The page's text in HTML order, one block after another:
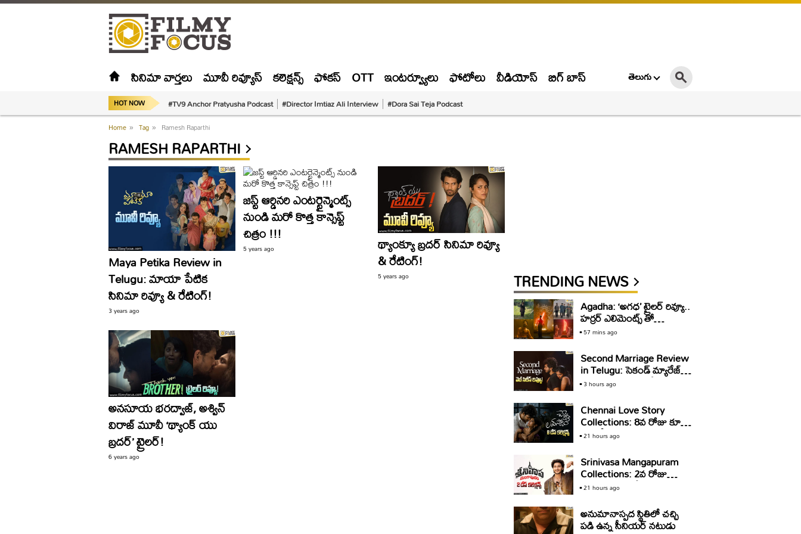
సినిమా వార్తలు మూవీ రివ్యూస్ కలెక్షన్స్ ఫోకస్ OTT ఇంటర్వ్యూలు ఫోటోలు వీడియోస్ బిగ్ బాస్ తెలుగు
HOT NOW #TV9 Anchor Pratyusha Podcast #Director Imtiaz Ali Interview #Dora Sai Teja Podcast
Home » Tag » Ramesh Raparthi
RAMESH RAPARTHI
Maya Petika Review in
Telugu: మాయా పేటిక
సినిమా రివ్యూ & రేటింగ్!
3 years ago
జస్ట్ ఆర్డినరి ఎంటర్టైన్మెంట్స్
నుండి మరో కొత్త కాన్సెప్ట్
చిత్రం !!!
5 years ago థ్యాంక్యూ బ్రదర్ సినిమా రివ్యూ
& రేటింగ్!
5 years ago
అన‌సూయ భ‌ర‌ద్వాజ్‌, అశ్విన్
విరాజ్ మూవీ ‘థ్యాంక్ యు
బ్ర‌ద‌ర్’ ట్రైల‌ర్‌!
6 years ago
TRENDING NEWS
Agadha: ‘అగధ’ ట్రైలర్ రివ్యూ..
హర్రర్ ఎలిమెంట్స్ తో
కూడుకున్న విజువల్ వండర్
57 mins ago
Second Marriage Review
in Telugu: సెకండ్ మ్యారేజ్
వెబ్ సిరీస్ రివ్యూ & రేటింగ్‌!
3 hours ago
Chennai Love Story
Collections: 8వ రోజు కూడా
కోటి షేర్ రాబట్టిన ‘చెన్నై లవ్
21 hours ago
Srinivasa Mangapuram
Collections: 2వ రోజు
మరింత తగ్గిన ‘శ్రీనివాస
మంగాపురం’ కలెక్షన్స్.. కానీ
21 hours ago
అనుమానాస్పద స్థితిలో చచ్చి
పడి ఉన్న సీనియర్ నటుడు